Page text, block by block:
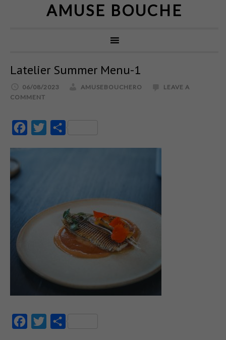
AMUSE BOUCHE
Latelier Summer Menu-1
06/08/2023 AMUSEBOUCHERO
LEAVE A
COMMENT
FacebookTwitter
FacebookTwitter